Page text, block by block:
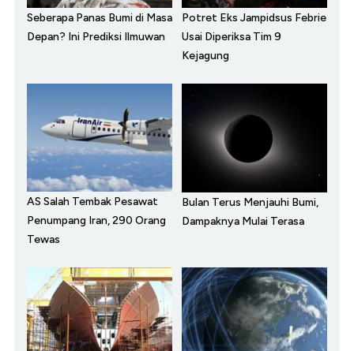
Seberapa Panas Bumi di Masa
Depan? Ini Prediksi Ilmuwan
Potret Eks Jampidsus Febrie
Usai Diperiksa Tim 9
Kejagung
AS Salah Tembak Pesawat
Penumpang Iran, 290 Orang
Tewas
Bulan Terus Menjauhi Bumi,
Dampaknya Mulai Terasa